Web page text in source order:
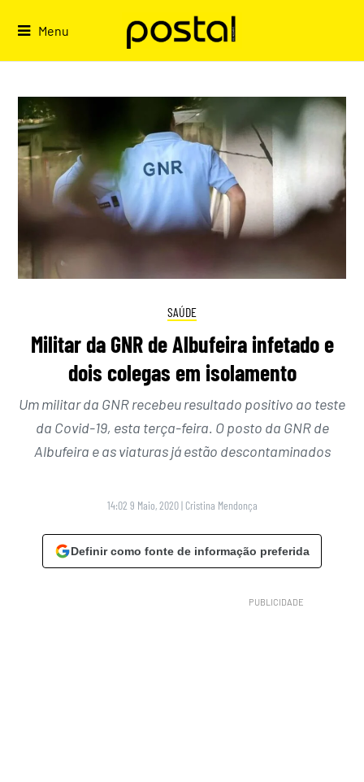
Menu
SAÚDE
Militar da GNR de Albufeira infetado e
dois colegas em isolamento
Um militar da GNR recebeu resultado positivo ao teste
da Covid-19, esta terça-feira. O posto da GNR de
Albufeira e as viaturas já estão descontaminados
14:02 9 Maio, 2020 | Cristina Mendonça
Definir como fonte de informação preferida